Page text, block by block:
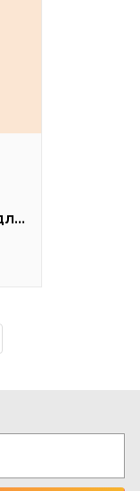
Тревел-кафе "Вандлер